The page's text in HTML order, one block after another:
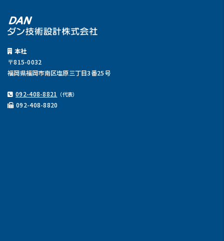
本社
〒815-0032
福岡県福岡市南区塩原三丁目3番25号
092-408-8821 （代表）
092-408-8820